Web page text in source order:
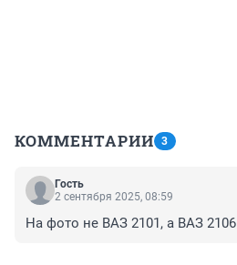
КОММЕНТАРИИ 3
Гость
2 сентября 2025, 08:59
На фото не ВАЗ 2101, а ВАЗ 2106